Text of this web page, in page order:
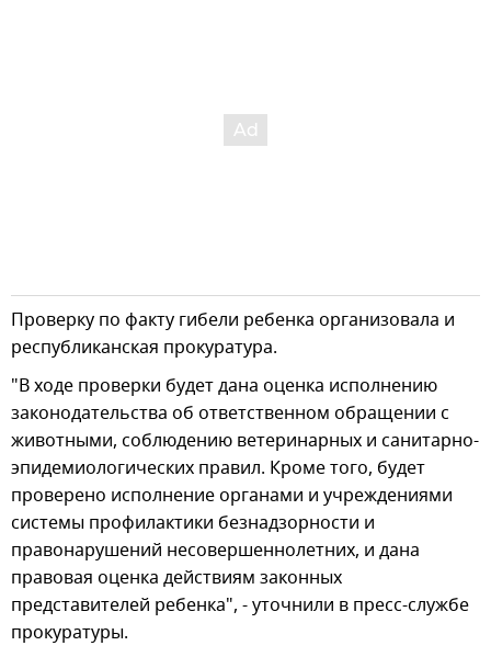
Проверку по факту гибели ребенка организовала и
республиканская прокуратура.
"В ходе проверки будет дана оценка исполнению
законодательства об ответственном обращении с
животными, соблюдению ветеринарных и санитарно-
эпидемиологических правил. Кроме того, будет
проверено исполнение органами и учреждениями
системы профилактики безнадзорности и
правонарушений несовершеннолетних, и дана
правовая оценка действиям законных
представителей ребенка", - уточнили в пресс-службе
прокуратуры.